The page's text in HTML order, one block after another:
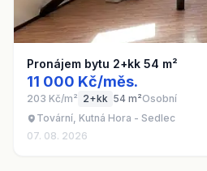
Pronájem bytu 2+kk 54 m²
11 000 Kč/měs.
203 Kč/m² 2+kk 54 m²Osobní
Tovární, Kutná Hora - Sedlec
07. 08. 2026